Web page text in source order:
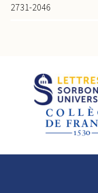
2731-2046